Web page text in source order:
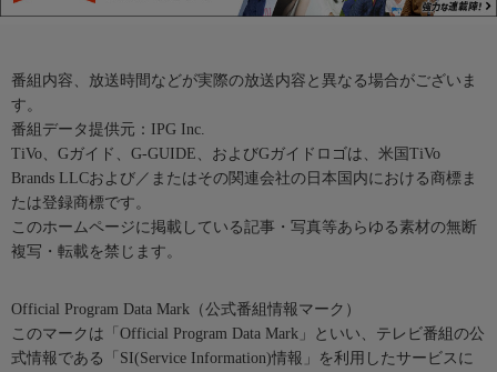
番組内容、放送時間などが実際の放送内容と異なる場合がございま
す。
番組データ提供元：IPG Inc.
TiVo、Gガイド、G-GUIDE、およびGガイドロゴは、米国TiVo
Brands LLCおよび／またはその関連会社の日本国内における商標ま
たは登録商標です。
このホームページに掲載している記事・写真等あらゆる素材の無断
複写・転載を禁じます。
Official Program Data Mark（公式番組情報マーク）
このマークは「Official Program Data Mark」といい、テレビ番組の公
式情報である「SI(Service Information)情報」を利用したサービスに